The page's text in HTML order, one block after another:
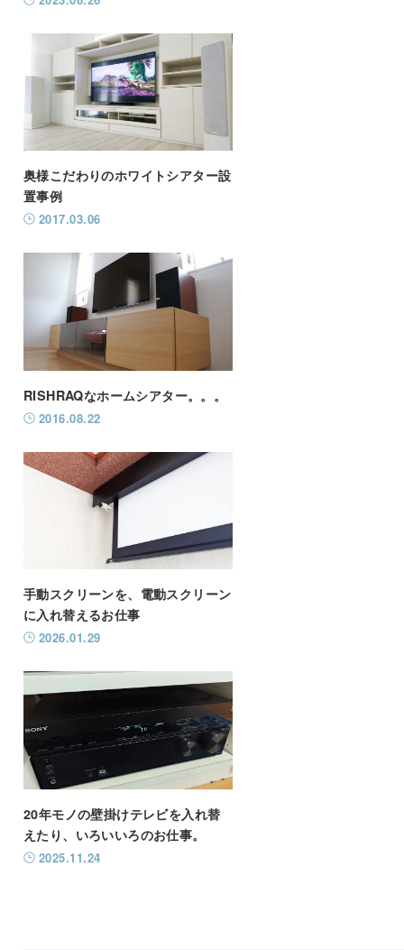
奥様こだわりのホワイトシアター設
置事例
2017.03.06
RISHRAQなホームシアター。。。
2016.08.22
手動スクリーンを、電動スクリーン
に入れ替えるお仕事
2026.01.29
20年モノの壁掛けテレビを入れ替
えたり、いろいいろのお仕事。
2025.11.24